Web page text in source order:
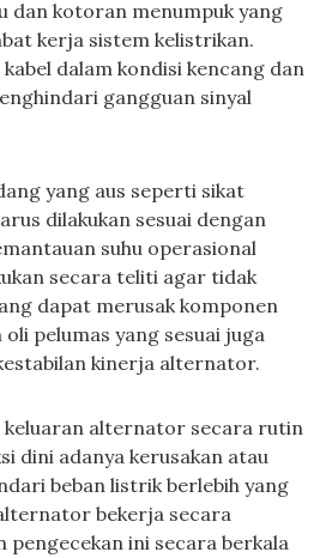
dan kotoran menumpuk yang
kerja sistem kelistrikan.
dalam kondisi kencang dan
gangguan sinyal
yang aus seperti sikat
dilakukan sesuai dengan
suhu operasional
secara teliti agar tidak
dapat merusak komponen
pelumas yang sesuai juga
kinerja alternator.
keluaran alternator secara rutin
dini adanya kerusakan atau
beban listrik berlebih yang
bekerja secara
pengecekan ini secara berkala